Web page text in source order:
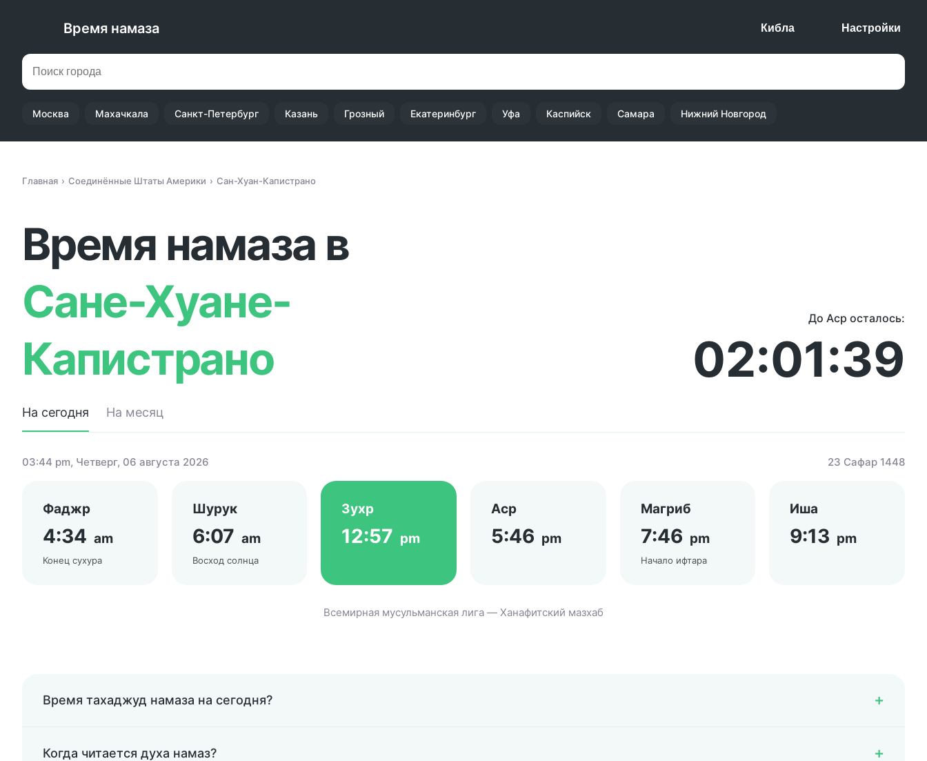
Время намаза Кибла Настройки
Москва Махачкала Санкт-Петербург Казань Грозный Екатеринбург Уфа Каспийск Самара Нижний Новгород
Главная Соединённые Штаты Америки Сан-Хуан-Капистрано
Время намаза в
Сане-Хуане-
Капистрано
До Аср осталось:
02:01:39
На сегодня На месяц
03:44 pm, Четверг, 06 августа 2026 23 Сафар 1448
Фаджр
4:34 am
Конец сухура
Шурук
6:07 am
Восход солнца
Зухр
12:57 pm
Аср
5:46 pm
Магриб
7:46 pm
Начало ифтара
Иша
9:13 pm
Всемирная мусульманская лига — Ханафитский мазхаб
Время тахаджуд намаза на сегодня?
Когда читается духа намаз?